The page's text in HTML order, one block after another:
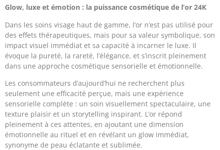
Glow, luxe et émotion : la puissance cosmétique de l’or 24K
Dans les soins visage haut de gamme, l’or n’est pas utilisé pour
des effets thérapeutiques, mais pour sa valeur symbolique, son
impact visuel immédiat et sa capacité à incarner le luxe. Il
évoque la pureté, la rareté, l’élégance, et s’inscrit pleinement
dans une approche cosmétique sensorielle et émotionnelle.
Les consommateurs d’aujourd’hui ne recherchent plus
seulement une efficacité perçue, mais une expérience
sensorielle complète : un soin visuellement spectaculaire, une
texture plaisir et un storytelling inspirant. L’or répond
pleinement à ces attentes, en ajoutant une dimension
émotionnelle au rituel et en révélant un glow immédiat,
synonyme de peau éclatante et sublimée.